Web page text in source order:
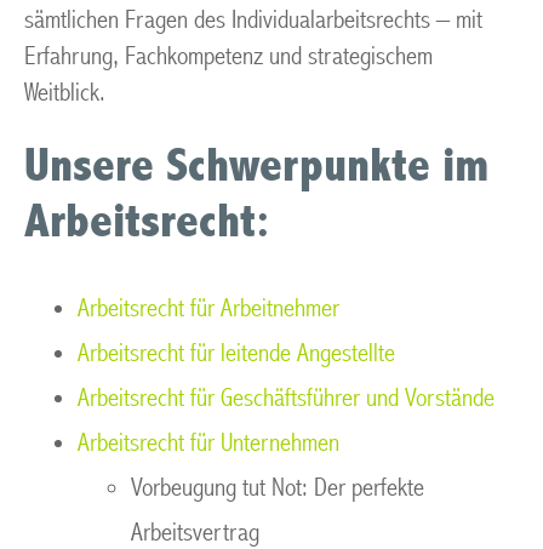
sämtlichen Fragen des Individualarbeitsrechts – mit
Erfahrung, Fachkompetenz und strategischem
Weitblick.
Unsere Schwerpunkte im
Arbeitsrecht:
Arbeitsrecht für Arbeitnehmer
Arbeitsrecht für leitende Angestellte
Arbeitsrecht für Geschäftsführer und Vorstände
Arbeitsrecht für Unternehmen
Vorbeugung tut Not: Der perfekte
Arbeitsvertrag